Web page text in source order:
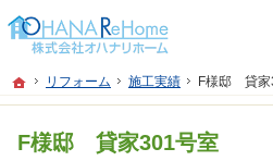
ホーム
リフォーム 施工実績 F様邸 貸家
F様邸 貸家301号室
プロの目線からご提案。神奈川県茅ケ崎市の
リフォームをお考えなら神奈川県茅ケ崎市の